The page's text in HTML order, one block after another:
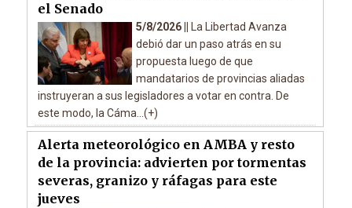
el Senado
5/8/2026 ||
La Libertad Avanza
debió dar un paso atrás en su
propuesta luego de que
mandatarios de provincias aliadas
instruyeran a sus legisladores a votar en contra. De
este modo, la Cáma...(+)
Alerta meteorológico en AMBA y resto
de la provincia: advierten por tormentas
severas, granizo y ráfagas para este
jueves